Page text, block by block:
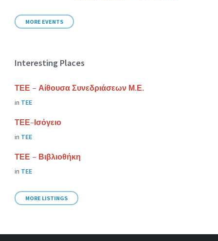
MORE EVENTS
Interesting Places
ΤΕΕ – Αίθουσα Συνεδριάσεων Μ.Ε.
in ΤΕΕ
ΤΕΕ-Ισόγειο
in ΤΕΕ
ΤΕΕ – Βιβλιοθήκη
in ΤΕΕ
MORE LISTINGS